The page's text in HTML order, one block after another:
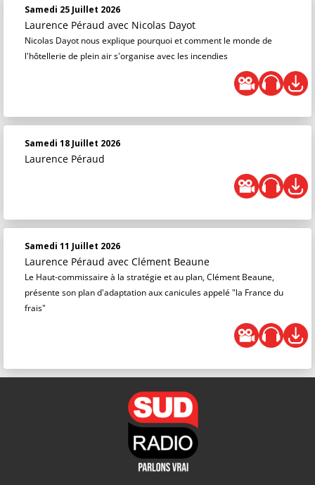
Samedi 25 Juillet 2026
Laurence Péraud avec Nicolas Dayot
Nicolas Dayot nous explique pourquoi et comment le monde de
l'hôtellerie de plein air s'organise avec les incendies
Samedi 18 Juillet 2026
Laurence Péraud
Samedi 11 Juillet 2026
Laurence Péraud avec Clément Beaune
Le Haut-commissaire à la stratégie et au plan, Clément Beaune,
présente son plan d'adaptation aux canicules appelé "la France du
frais"